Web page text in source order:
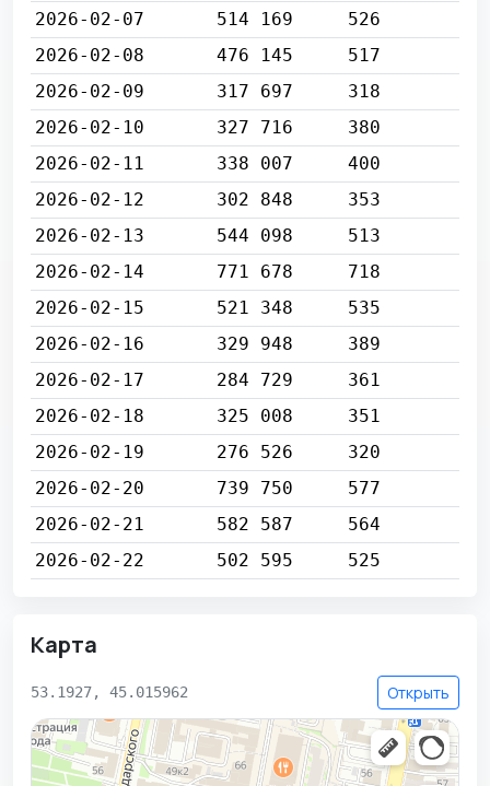
2026-02-07
514 169
526
2026-02-08
476 145
517
2026-02-09
317 697
318
2026-02-10
327 716
380
2026-02-11
338 007
400
2026-02-12
302 848
353
2026-02-13
544 098
513
2026-02-14
771 678
718
2026-02-15
521 348
535
2026-02-16
329 948
389
2026-02-17
284 729
361
2026-02-18
325 008
351
2026-02-19
276 526
320
2026-02-20
739 750
577
2026-02-21
582 587
564
2026-02-22
502 595 525
Карта
53.1927, 45.015962 Открыть